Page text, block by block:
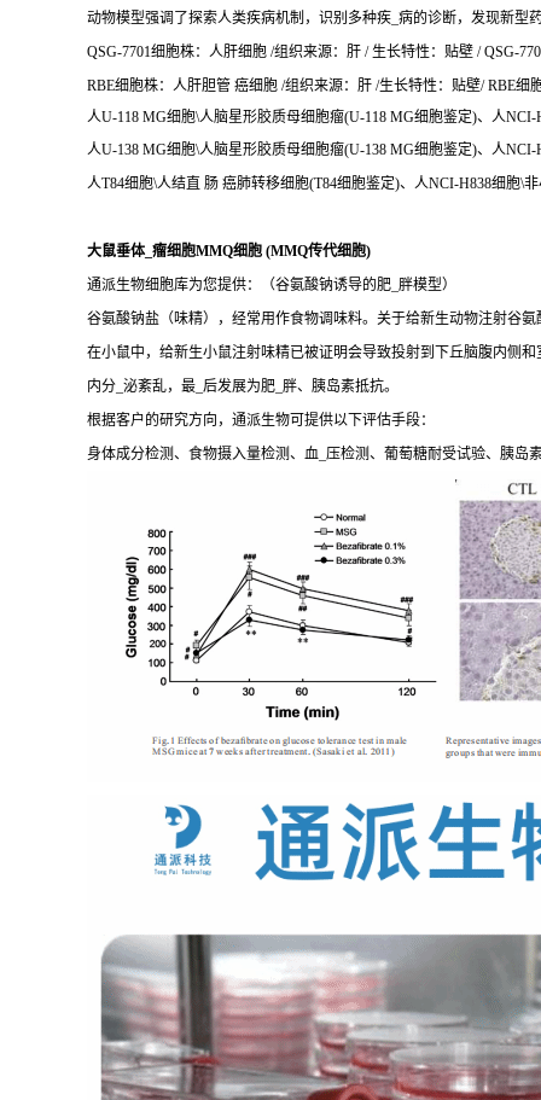
动物模型强调了探索人类疾病机制，识别多种疾_病的诊断，发现新
QSG-7701细胞株：人肝细胞 /组织来源：肝 / 生长特性：贴壁 / QSG-
RBE细胞株：人肝胆管 癌细胞 /组织来源：肝 /生长特性：贴壁/ RBE细
人U-118 MG细胞\人脑星形胶质母细胞瘤(U-118 MG细胞鉴定)、人
人U-138 MG细胞\人脑星形胶质母细胞瘤(U-138 MG细胞鉴定)、人
人T84细胞\人结直 肠 癌肺转移细胞(T84细胞鉴定)、人NCI-H838细胞\
大鼠垂体_瘤细胞MMQ细胞 (MMQ传代细胞)
通派生物细胞库为您提供：（谷氨酸钠诱导的肥_胖模型）
谷氨酸钠盐（味精），经常用作食物调味料。关于给新生动物注射谷
在小鼠中，给新生小鼠注射味精已被证明会导致投射到下丘脑腹内侧
内分_泌紊乱，最_后发展为肥_胖、胰岛素抵抗。
根据客户的研究方向，通派生物可提供以下评估手段：
身体成分检测、食物摄入量检测、血_压检测、葡萄糖耐受试验、胰岛